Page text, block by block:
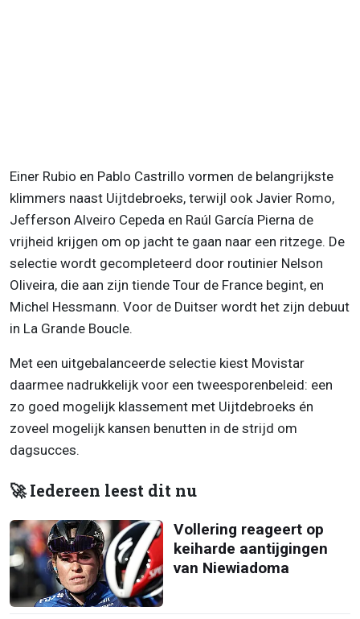
Einer Rubio en Pablo Castrillo vormen de belangrijkste
klimmers naast Uijtdebroeks, terwijl ook Javier Romo,
Jefferson Alveiro Cepeda en Raúl García Pierna de
vrijheid krijgen om op jacht te gaan naar een ritzege. De
selectie wordt gecompleteerd door routinier Nelson
Oliveira, die aan zijn tiende Tour de France begint, en
Michel Hessmann. Voor de Duitser wordt het zijn debuut
in La Grande Boucle.
Met een uitgebalanceerde selectie kiest Movistar
daarmee nadrukkelijk voor een tweesporenbeleid: een
zo goed mogelijk klassement met Uijtdebroeks én
zoveel mogelijk kansen benutten in de strijd om
dagsucces.
🚀 Iedereen leest dit nu
Vollering reageert op
keiharde aantijgingen
van Niewiadoma